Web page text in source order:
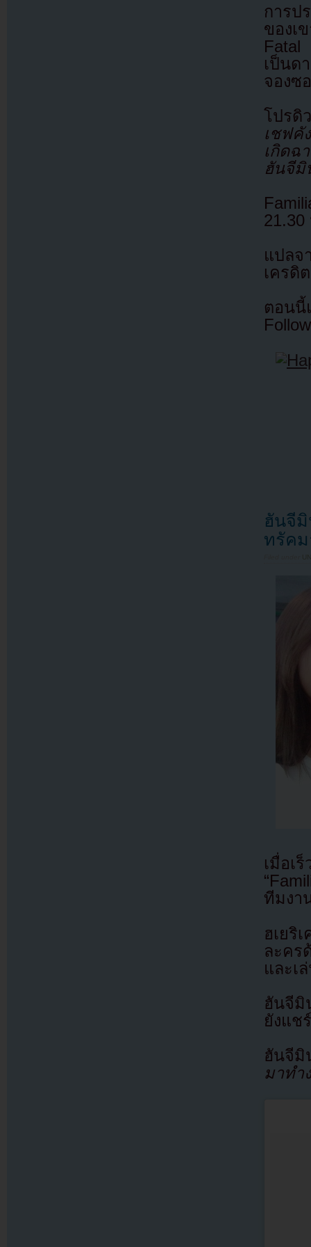
การป
ของเ
Fatal
เป็นด
จองซ
โปรดิ
เชฟคั
เกิดฉ
ฮันจีมิ
แปล
เครดิ
ตอนนี้
ฮันจี
ทรัคม
เมื่อเ
ทีมงา
ฮเยริ
ละคร
และเ
ฮันจีมิ
ยังแช
ฮันจี
มาทำ